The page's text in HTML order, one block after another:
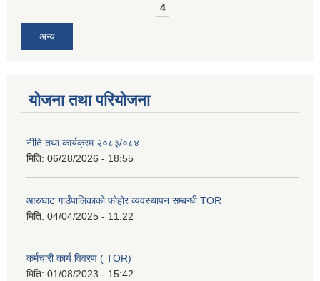
4
अन्य
योजना तथा परियोजना
नीति तथा कार्यक्रम २०८३/०८४
मिति: 06/28/2026 - 18:55
आरुघाट गाउँपालिकाको फोहोर व्यवस्थापन सम्बन्धी TOR
मिति: 04/04/2025 - 11:22
कर्मचारी कार्य विवरण ( TOR)
मिति: 01/08/2023 - 15:42